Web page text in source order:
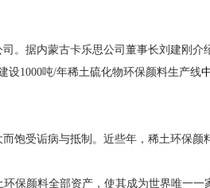
。据内蒙古卡乐思公司董事长刘建刚
设1000吨/年稀土硫化物环保颜料生产线
饱受诟病与抵制。近些年，稀土环保颜
保颜料全部资产，使其成为世界唯一